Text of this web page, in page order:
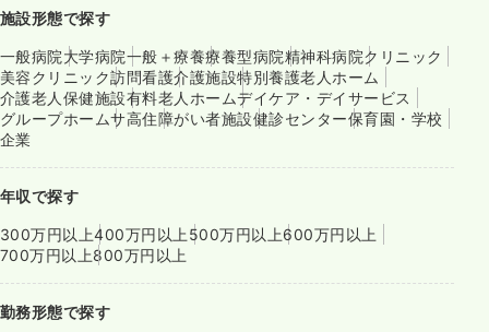
施設形態で探す
一般病院大学病院一般＋療養療養型病院精神科病院クリニック
美容クリニック訪問看護介護施設特別養護老人ホーム
介護老人保健施設有料老人ホームデイケア・デイサービス
グループホームサ高住障がい者施設健診センター保育園・学校
企業
年収で探す
300万円以上400万円以上 500万円以上600万円以上
700万円以上800万円以上
勤務形態で探す